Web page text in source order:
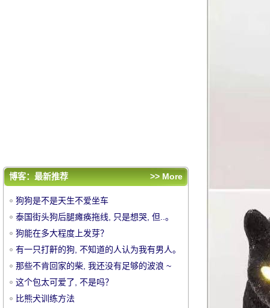
中
评论排行
有一只打鼾的狗, 不知道的人认为我有男人。
那些不肯回家的柴, 我还没有足够的波浪 ~
这个包太可爱了, 不是吗？
比熊犬训练方法
博客：最新推荐 >> More
狗狗是不是天生不爱坐车
泰国街头狗后腿瘫痪拖线, 只是想哭, 但..。
狗能在多大程度上发芽？
有一只打鼾的狗, 不知道的人认为我有男人。
那些不肯回家的柴, 我还没有足够的波浪 ~
这个包太可爱了, 不是吗？
比熊犬训练方法